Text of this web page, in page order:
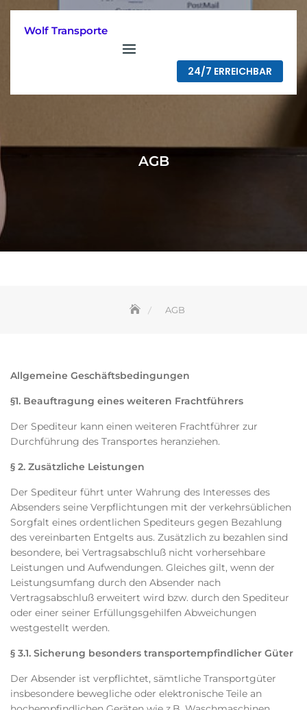
Skip
Wolf Transporte
24/7 ERREICHBAR
AGB
AGB
Allgemeine Geschäftsbedingungen
§1. Beauftragung eines weiteren Frachtführers
Der Spediteur kann einen weiteren Frachtführer zur
Durchführung des Transportes heranziehen.
§ 2. Zusätzliche Leistungen
Der Spediteur führt unter Wahrung des Interesses des
Absenders seine Verpflichtungen mit der verkehrsüblichen
Sorgfalt eines ordentlichen Spediteurs gegen Bezahlung
des vereinbarten Entgelts aus. Zusätzlich zu bezahlen sind
besondere, bei Vertragsabschluß nicht vorhersehbare
Leistungen und Aufwendungen. Gleiches gilt, wenn der
Leistungsumfang durch den Absender nach
Vertragsabschluß erweitert wird bzw. durch den Spediteur
oder einer seiner Erfüllungsgehilfen Abweichungen
westgestellt werden.
§ 3.1. Sicherung besonders transportempfindlicher Güter
Der Absender ist verpflichtet, sämtliche Transportgüter
insbesondere bewegliche oder elektronische Teile an